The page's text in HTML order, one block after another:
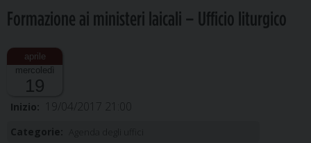
Formazione ai ministeri laicali – Ufficio liturgico
mercoledì
19
Inizio: 19/04/2017 21:00
Categorie: